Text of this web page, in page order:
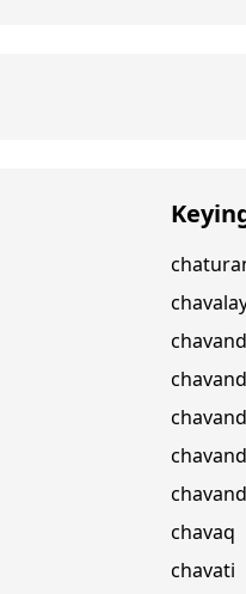
chavaq
chavati